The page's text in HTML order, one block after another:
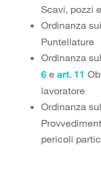
Scavi, pozzi
Ordinanza
Puntellature
Ordinanza
6 e art. 11
lavoratore
Ordinanza
pericoli